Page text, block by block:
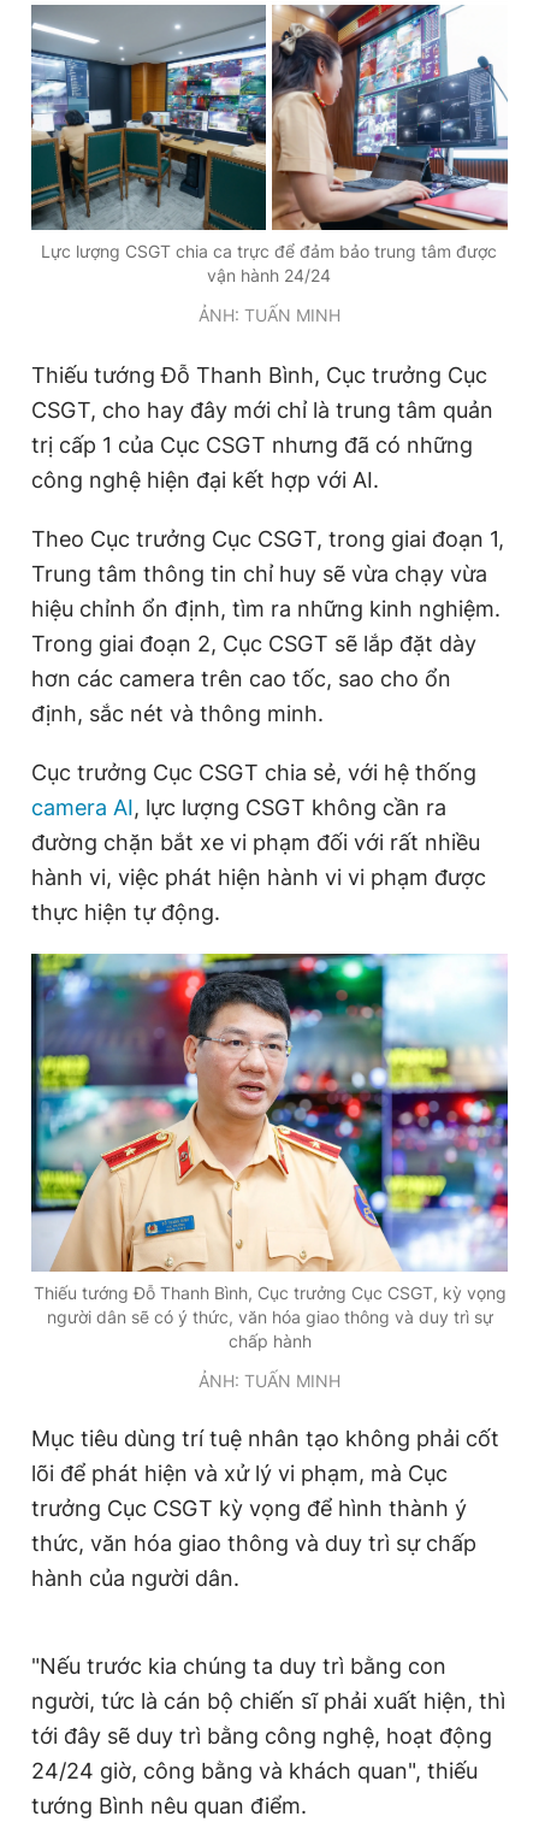
Lực lượng CSGT chia ca trực để đảm bảo trung tâm được
vận hành 24/24
ẢNH: TUẤN MINH
Thiếu tướng Đỗ Thanh Bình, Cục trưởng Cục
CSGT, cho hay đây mới chỉ là trung tâm quản
trị cấp 1 của Cục CSGT nhưng đã có những
công nghệ hiện đại kết hợp với AI.
Theo Cục trưởng Cục CSGT, trong giai đoạn 1,
Trung tâm thông tin chỉ huy sẽ vừa chạy vừa
hiệu chỉnh ổn định, tìm ra những kinh nghiệm.
Trong giai đoạn 2, Cục CSGT sẽ lắp đặt dày
hơn các camera trên cao tốc, sao cho ổn
định, sắc nét và thông minh.
Cục trưởng Cục CSGT chia sẻ, với hệ thống
camera AI, lực lượng CSGT không cần ra
đường chặn bắt xe vi phạm đối với rất nhiều
hành vi, việc phát hiện hành vi vi phạm được
thực hiện tự động.
Thiếu tướng Đỗ Thanh Bình, Cục trưởng Cục CSGT, kỳ vọng
người dân sẽ có ý thức, văn hóa giao thông và duy trì sự
chấp hành
ẢNH: TUẤN MINH
Mục tiêu dùng trí tuệ nhân tạo không phải cốt
lõi để phát hiện và xử lý vi phạm, mà Cục
trưởng Cục CSGT kỳ vọng để hình thành ý
thức, văn hóa giao thông và duy trì sự chấp
hành của người dân.
"Nếu trước kia chúng ta duy trì bằng con
người, tức là cán bộ chiến sĩ phải xuất hiện, thì
tới đây sẽ duy trì bằng công nghệ, hoạt động
24/24 giờ, công bằng và khách quan", thiếu
tướng Bình nêu quan điểm.